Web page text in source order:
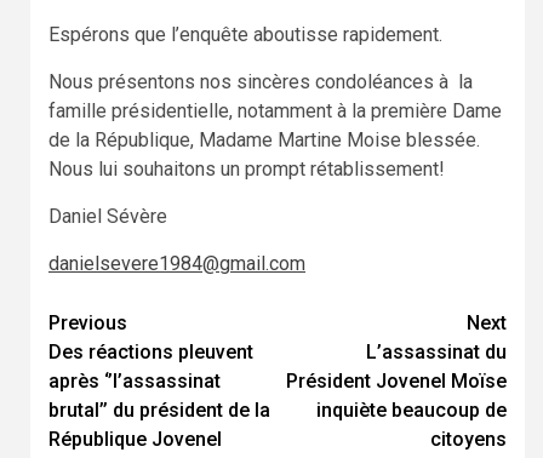
Espérons que l’enquête aboutisse rapidement.
Nous présentons nos sincères condoléances à la
famille présidentielle, notamment à la première Dame
de la République, Madame Martine Moise blessée.
Nous lui souhaitons un prompt rétablissement!
Daniel Sévère
danielsevere1984@gmail.com
Continue
Reading
Previous
Des réactions pleuvent
après ‘’l’assassinat
brutal’’ du président de la
République Jovenel
Next
L’assassinat du
Président Jovenel Moïse
inquiète beaucoup de
citoyens